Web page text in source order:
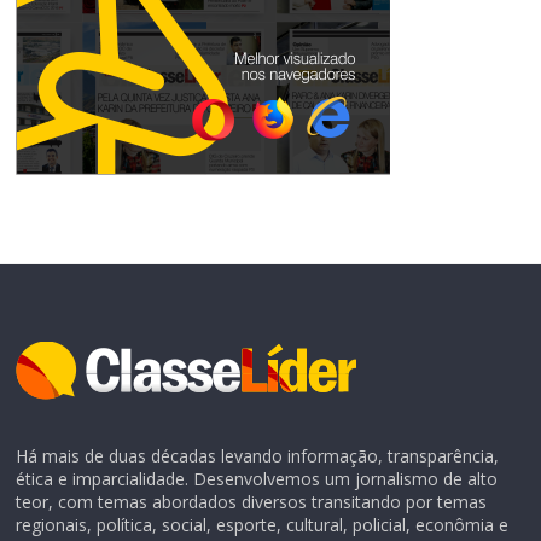
Há mais de duas décadas levando informação, transparência,
ética e imparcialidade. Desenvolvemos um jornalismo de alto
teor, com temas abordados diversos transitando por temas
regionais, política, social, esporte, cultural, policial, econômia e